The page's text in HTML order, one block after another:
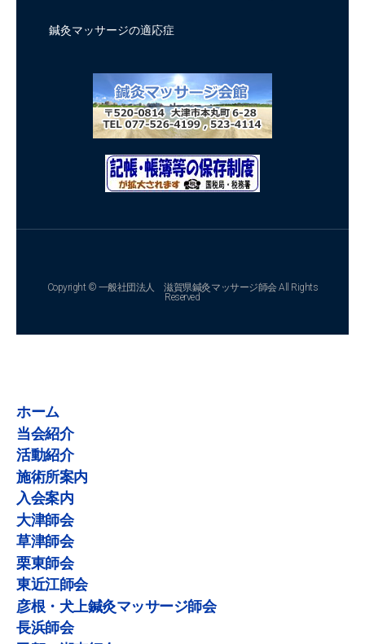
鍼灸マッサージの適応症
Copyright © 一般社団法人 滋賀県鍼灸マッサージ師会 All Rights
Reserved
ホーム
当会紹介
活動紹介
施術所案内
入会案内
大津師会
草津師会
栗東師会
東近江師会
彦根・犬上鍼灸マッサージ師会
長浜師会